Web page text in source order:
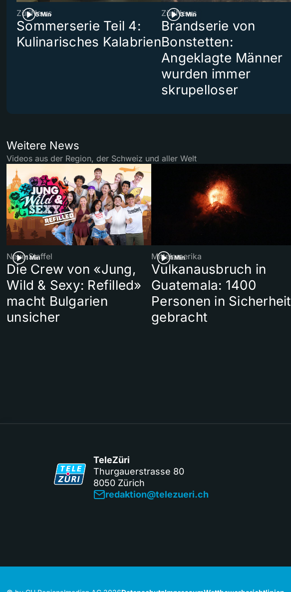
5 Min
ZüriNews
Sommerserie Teil 4:
Kulinarisches Kalabrien
3 Min
ZüriNews
Brandserie von
Bonstetten:
Angeklagte Männer
wurden immer
skrupelloser
Weitere News
Videos aus der Region, der Schweiz und aller Welt
1 Min
Neue Staffel
Die Crew von «Jung,
Wild & Sexy: Refilled»
macht Bulgarien
unsicher
1 Min
Mittelamerika
Vulkanausbruch in
Guatemala: 1400
Personen in Sicherheit
gebracht
TeleZüri
Thurgauerstrasse 80
8050 Zürich
redaktion@telezueri.ch